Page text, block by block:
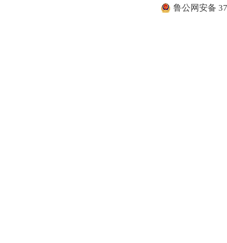
鲁公网安备